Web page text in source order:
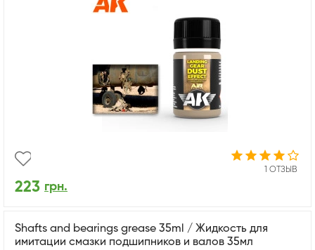
1 ОТЗЫВ
223 грн.
Shafts and bearings grease 35ml / Жидкость для
имитации смазки подшипников и валов 35мл